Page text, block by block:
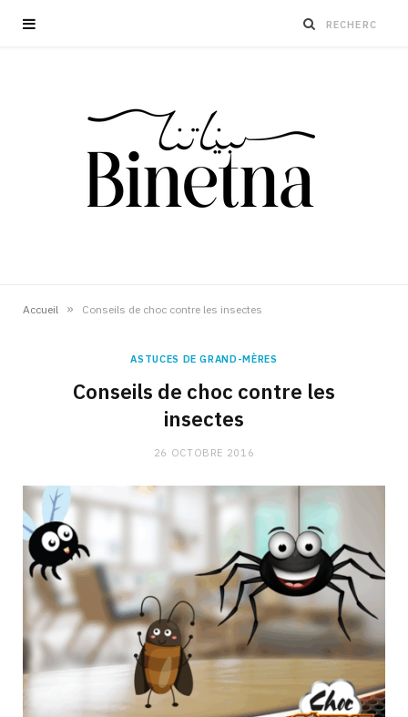
Accueil » Conseils de choc contre les insectes
ASTUCES DE GRAND-MÈRES
Conseils de choc contre les
insectes
26 OCTOBRE 2016